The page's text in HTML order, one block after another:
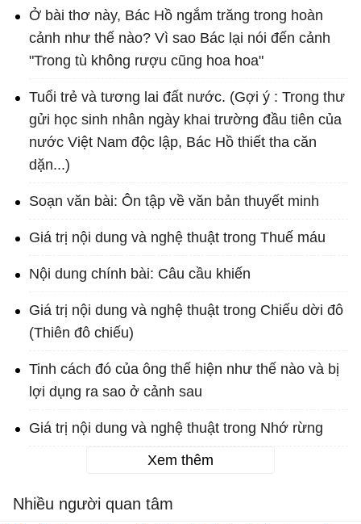
Ở bài thơ này, Bác Hồ ngắm trăng trong hoàn
cảnh như thế nào? Vì sao Bác lại nói đến cảnh
"Trong tù không rượu cũng hoa hoa"
Tuổi trẻ và tương lai đất nước. (Gợi ý : Trong thư
gửi học sinh nhân ngày khai trường đầu tiên của
nước Việt Nam độc lập, Bác Hồ thiết tha căn
dặn...)
Soạn văn bài: Ôn tập về văn bản thuyết minh
Giá trị nội dung và nghệ thuật trong Thuế máu
Nội dung chính bài: Câu cầu khiến
Giá trị nội dung và nghệ thuật trong Chiếu dời đô
(Thiên đô chiếu)
Tinh cách đó của ông thế hiện như thế nào và bị
lợi dụng ra sao ở cảnh sau
Giá trị nội dung và nghệ thuật trong Nhớ rừng
Xem thêm
Nhiều người quan tâm